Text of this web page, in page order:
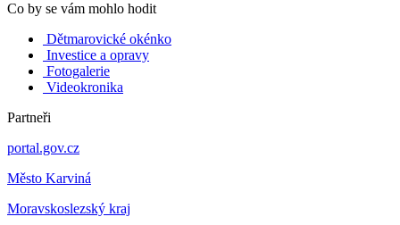
Co by se vám mohlo hodit
Dětmarovické okénko
Investice a opravy
Fotogalerie
Videokronika
Partneři
portal.gov.cz
Město Karviná
Moravskoslezský kraj